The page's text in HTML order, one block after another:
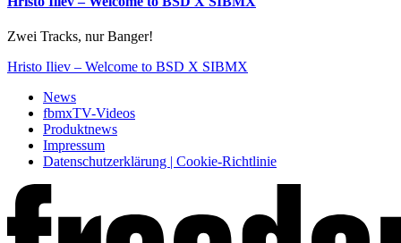
Zwei Tracks, nur Banger!
Hristo Iliev – Welcome to BSD X SIBMX
News
fbmxTV-Videos
Produktnews
Impressum
Datenschutzerklärung | Cookie-Richtlinie